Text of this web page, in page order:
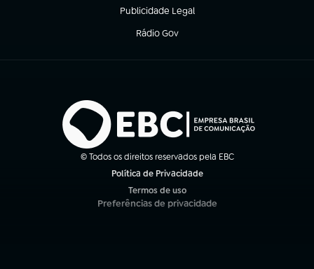
Publicidade Legal
(abre em nova aba)
Rádio Gov
(abre em nova aba)
© Todos os direitos reservados pela EBC
Política de Privacidade
Termos de uso
(abre em nova aba)
Preferências de privacidade